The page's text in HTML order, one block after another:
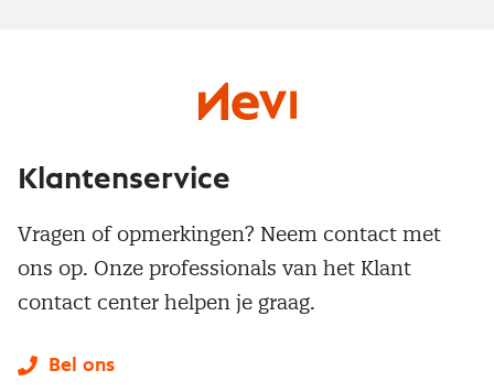
Klantenservice
Vragen of opmerkingen? Neem contact met
ons op. Onze professionals van het Klant
contact center helpen je graag.
Bel ons